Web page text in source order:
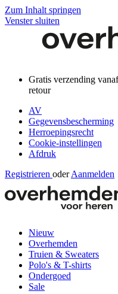
Zum Inhalt springen
Venster sluiten
Gratis verzending
retour
AV
Gegevensbescherming
Herroepingsrecht
Cookie-instellingen
Afdruk
Registrieren oder Aanmelden
Nieuw
Overhemden
Truien & Sweaters
Polo's & T-shirts
Ondergoed
Sale